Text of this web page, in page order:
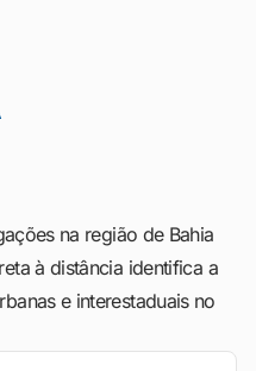
na região de Bahia
à distância identifica a
e interestaduais no